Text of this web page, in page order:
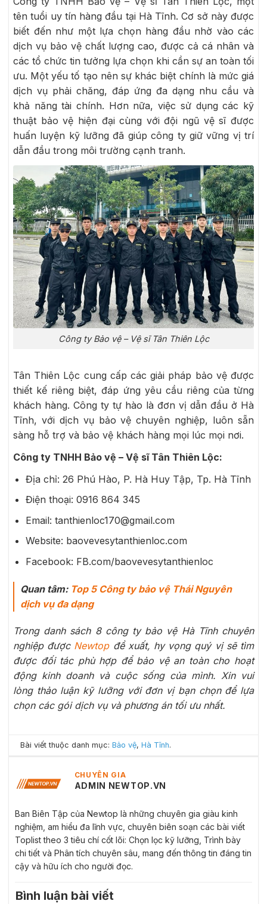
tên tuổi uy tín hàng đầu tại Hà Tĩnh. Cơ sở này được
biết đến như một lựa chọn hàng đầu nhờ vào các
dịch vụ bảo vệ chất lượng cao, được cả cá nhân và
các tổ chức tin tưởng lựa chọn khi cần sự an toàn tối
ưu. Một yếu tố tạo nên sự khác biệt chính là mức giá
dịch vụ phải chăng, đáp ứng đa dạng nhu cầu và
khả năng tài chính. Hơn nữa, việc sử dụng các kỹ
thuật bảo vệ hiện đại cùng với đội ngũ vệ sĩ được
huấn luyện kỹ lưỡng đã giúp công ty giữ vững vị trí
dẫn đầu trong môi trường cạnh tranh.
Công ty Bảo vệ – Vệ sĩ Tân Thiên Lộc
Tân Thiên Lộc cung cấp các giải pháp bảo vệ được
thiết kế riêng biệt, đáp ứng yêu cầu riêng của từng
khách hàng. Công ty tự hào là đơn vị dẫn đầu ở Hà
Tĩnh, với dịch vụ bảo vệ chuyên nghiệp, luôn sẵn
sàng hỗ trợ và bảo vệ khách hàng mọi lúc mọi nơi.
Công ty TNHH Bảo vệ – Vệ sĩ Tân Thiên Lộc:
Địa chỉ: 26 Phú Hào, P. Hà Huy Tập, Tp. Hà Tĩnh
Điện thoại: 0916 864 345
Email: tanthienloc170@gmail.com
Website: baovevesytanthienloc.com
Facebook: FB.com/baovevesytanthienloc
Quan tâm: Top 5 Công ty bảo vệ Thái Nguyên
dịch vụ đa dạng
Trong danh sách 8 công ty bảo vệ Hà Tĩnh chuyên
nghiệp được Newtopđề xuất, hy vọng quý vị sẽ tìm
được đối tác phù hợp để bảo vệ an toàn cho hoạt
động kinh doanh và cuộc sống của mình. Xin vui
lòng thảo luận kỹ lưỡng với đơn vị bạn chọn để lựa
chọn các gói dịch vụ và phương án tối ưu nhất.
Bài viết thuộc danh mục:Bảo vệ,Hà Tĩnh.
CHUYÊN GIA
ADMIN NEWTOP.VN
Ban Biên Tập của Newtop là những chuyên gia giàu kinh
nghiệm, am hiểu đa lĩnh vực, chuyên biên soạn các bài viết
Toplist theo 3 tiêu chí cốt lõi: Chọn lọc kỹ lưỡng, Trình bày
chi tiết và Phân tích chuyên sâu, mang đến thông tin đáng tin
cậy và hữu ích cho người đọc.
Bình luận bài viết